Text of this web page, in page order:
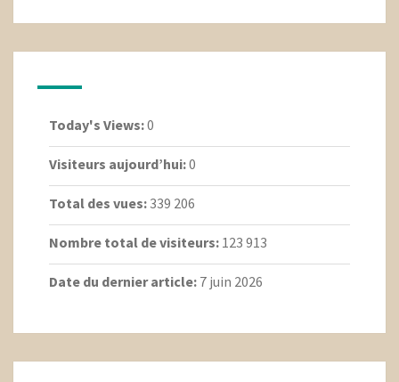
Today's Views:0
Visiteurs aujourd’hui:0
Total des vues: 339 206
Nombre total de visiteurs: 123 913
Date du dernier article: 7 juin 2026